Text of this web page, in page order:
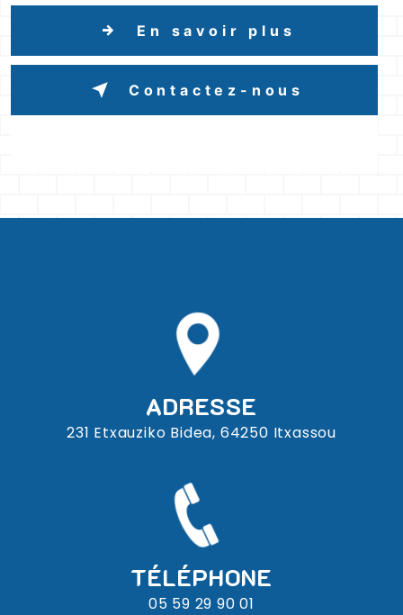
En savoir plus
Contactez-nous
ADRESSE
231 Etxauziko Bidea, 64250 Itxassou
TÉLÉPHONE
05 59 29 90 01